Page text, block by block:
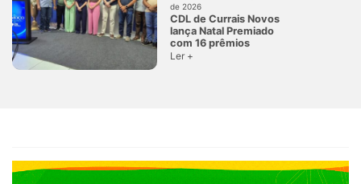
de 2026
CDL de Currais Novos
lança Natal Premiado
com 16 prêmios
Ler +